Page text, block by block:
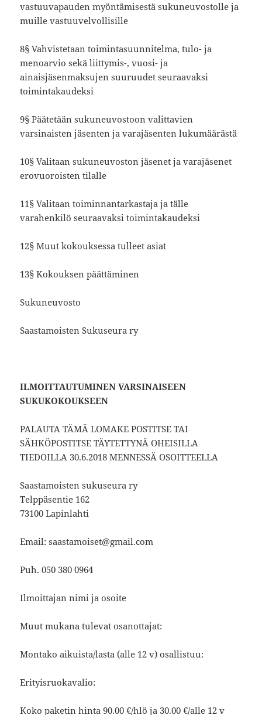
vastuuvapauden myöntämisestä sukuneuvostolle ja
muille vastuuvelvollisille
8§ Vahvistetaan toimintasuunnitelma, tulo- ja
menoarvio sekä liittymis-, vuosi- ja
ainaisjäsenmaksujen suuruudet seuraavaksi
toimintakaudeksi
9§ Päätetään sukuneuvostoon valittavien
varsinaisten jäsenten ja varajäsenten lukumäärästä
10§ Valitaan sukuneuvoston jäsenet ja varajäsenet
erovuoroisten tilalle
11§ Valitaan toiminnantarkastaja ja tälle
varahenkilö seuraavaksi toimintakaudeksi
12§ Muut kokouksessa tulleet asiat
13§ Kokouksen päättäminen
Sukuneuvosto
Saastamoisten Sukuseura ry
ILMOITTAUTUMINEN VARSINAISEEN
SUKUKOKOUKSEEN
PALAUTA TÄMÄ LOMAKE POSTITSE TAI
SÄHKÖPOSTITSE TÄYTETTYNÄ OHEISILLA
TIEDOILLA 30.6.2018 MENNESSÄ OSOITTEELLA
Saastamoisten sukuseura ry
Telppäsentie 162
73100 Lapinlahti
Email: saastamoiset@gmail.com
Puh. 050 380 0964
Ilmoittajan nimi ja osoite
Muut mukana tulevat osanottajat:
Montako aikuista/lasta (alle 12 v) osallistuu:
Erityisruokavalio:
Koko paketin hinta 90.00 €/hlö ja 30.00 €/alle 12 v